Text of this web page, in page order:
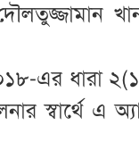
এর ধারা
স্বার্থে এ